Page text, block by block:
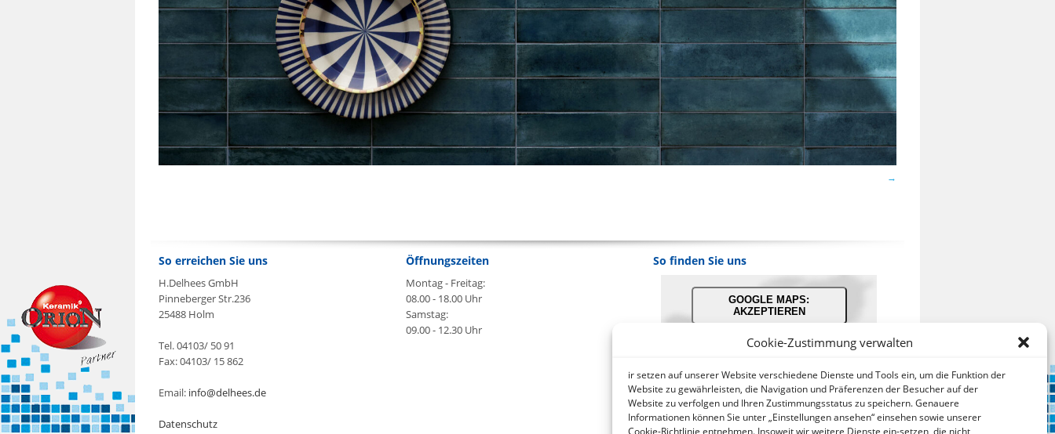
Cookie-Zustimmung verwalten
ir setzen auf unserer Website verschiedene Dienste und Tools ein, um die Funktion der
Website zu gewährleisten, die Navigation und Präferenzen der Besucher auf der
Website zu verfolgen und Ihren Zustimmungsstatus zu speichern. Genauere
Informationen können Sie unter „Einstellungen ansehen“ einsehen sowie unserer
Cookie-Richtlinie entnehmen. Insoweit wir weitere Dienste ein-setzen, die nicht
So erreichen Sie uns
H.Delhees GmbH
Pinneberger Str.236
25488 Holm
Tel. 04103/ 50 91
Fax: 04103/ 15 862
Email: info@delhees.de
Datenschutz
Öffnungszeiten
Montag - Freitag:
08.00 - 18.00 Uhr
Samstag:
09.00 - 12.30 Uhr
So finden Sie uns
GOOGLE MAPS:
AKZEPTIEREN
Anbieter: Google Ireland Limited
Bei der Nutzung dieses Dienstes
werden Daten an Google
über¬mittelt, außer¬dem ist es
wahr-scheinlich dass Google Daten